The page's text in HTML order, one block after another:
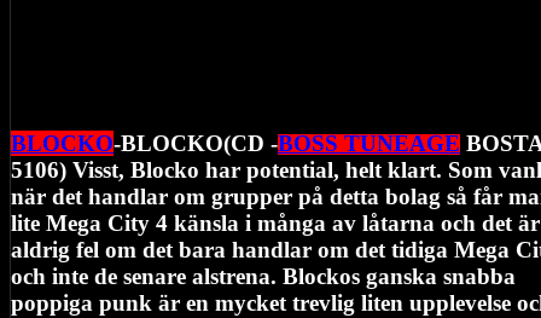
BLOCKO-BLOCKO(CD -BOSS TUNEAGE
5106) Visst, Blocko har potential, helt klart. Som
när det handlar om grupper på detta bolag så får
lite Mega City 4 känsla i många av låtarna och det
aldrig fel om det bara handlar om det tidiga Mega
och inte de senare alstrena. Blockos ganska snabba
poppiga punk är en mycket trevlig liten upplevelse